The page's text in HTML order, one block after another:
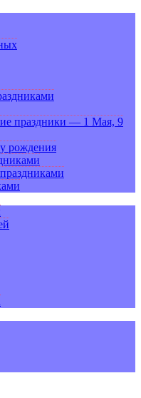
праздники — 1 Мая, 9
рождения